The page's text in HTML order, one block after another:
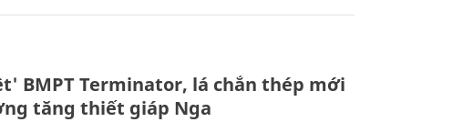
BMPT Terminator, lá chắn thép mới
tăng thiết giáp Nga